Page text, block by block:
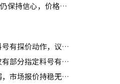
【台湾地区】供应端对于Wafer仍保持信心，价格微幅上扬且惜售态度不变
【深圳】买家仅针对部分指定料号有探价动作，议价动作有所减少
【香港】买家问价动作减少，仅有部分指定料号有零星询单动作
【台湾地区】需求力道依旧微弱，市场报价持稳无明显波动